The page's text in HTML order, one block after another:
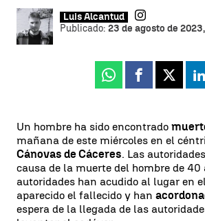
Luis Alcantud
Publicado: 23 de agosto de
Whatsapp
Facebook
X
Un hombre ha sido encontrado
mañana de este miércoles en el
Cánovas de Cáceres. Las
causa de la muerte del hombre de 40
autoridades han acudido al lugar en
aparecido el fallecido y han
espera de la llegada de las